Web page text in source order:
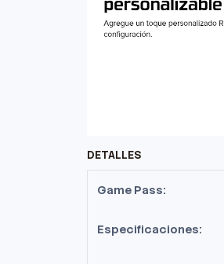
DETALLES
Game Pass:
Especificaciones: